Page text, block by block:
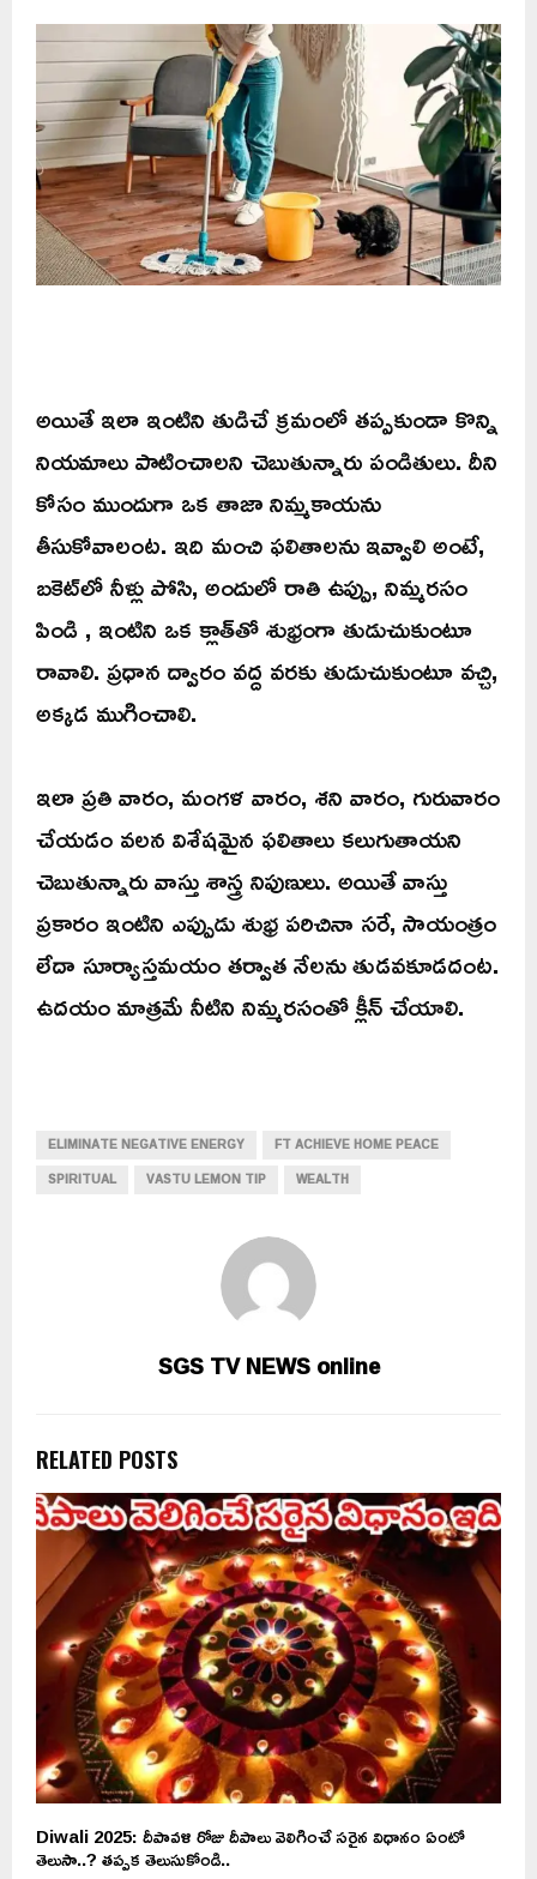
అయితే ఇలా ఇంటిని తుడిచే క్రమంలో తప్పకుండా కొన్ని
నియమాలు పాటించాలని చెబుతున్నారు పండితులు. దీని
కోసం ముందుగా ఒక తాజా నిమ్మకాయను
తీసుకోవాలంట. ఇది మంచి ఫలితాలను ఇవ్వాలి అంటే,
బకెట్‌లో నీళ్లు పోసి, అందులో రాతి ఉప్పు, నిమ్మరసం
పిండి , ఇంటిని ఒక క్లాత్‌తో శుభ్రంగా తుడుచుకుంటూ
రావాలి. ప్రధాన ద్వారం వద్ద వరకు తుడుచుకుంటూ వచ్చి,
అక్కడ ముగించాలి.
ఇలా ప్రతి వారం, మంగళ వారం, శని వారం, గురువారం
చేయడం వలన విశేషమైన ఫలితాలు కలుగుతాయని
చెబుతున్నారు వాస్తు శాస్త్ర నిపుణులు. అయితే వాస్తు
ప్రకారం ఇంటిని ఎప్పుడు శుభ్ర పరిచినా సరే, సాయంత్రం
లేదా సూర్యాస్తమయం తర్వాత నేలను తుడవకూడదంట.
ఉదయం మాత్రమే నీటిని నిమ్మరసంతో క్లీన్ చేయాలి.
ELIMINATE NEGATIVE ENERGY
FT ACHIEVE HOME PEACE
SPIRITUAL
VASTU LEMON TIP WEALTH
SGS TV NEWS online
RELATED POSTS
Diwali 2025: దీపావళి రోజు దీపాలు వెలిగించే సరైన విధానం ఏంటో
తెలుసా..? తప్పక తెలుసుకోండి..